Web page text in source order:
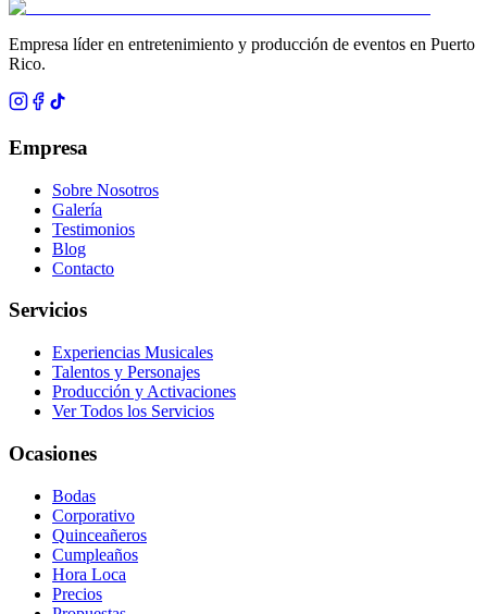
Empresa líder en entretenimiento y producción de eventos en Puerto
Rico.
Empresa
Sobre Nosotros
Galería
Testimonios
Blog
Contacto
Servicios
Experiencias Musicales
Talentos y Personajes
Producción y Activaciones
Ver Todos los Servicios
Ocasiones
Bodas
Corporativo
Quinceañeros
Cumpleaños
Hora Loca
Precios